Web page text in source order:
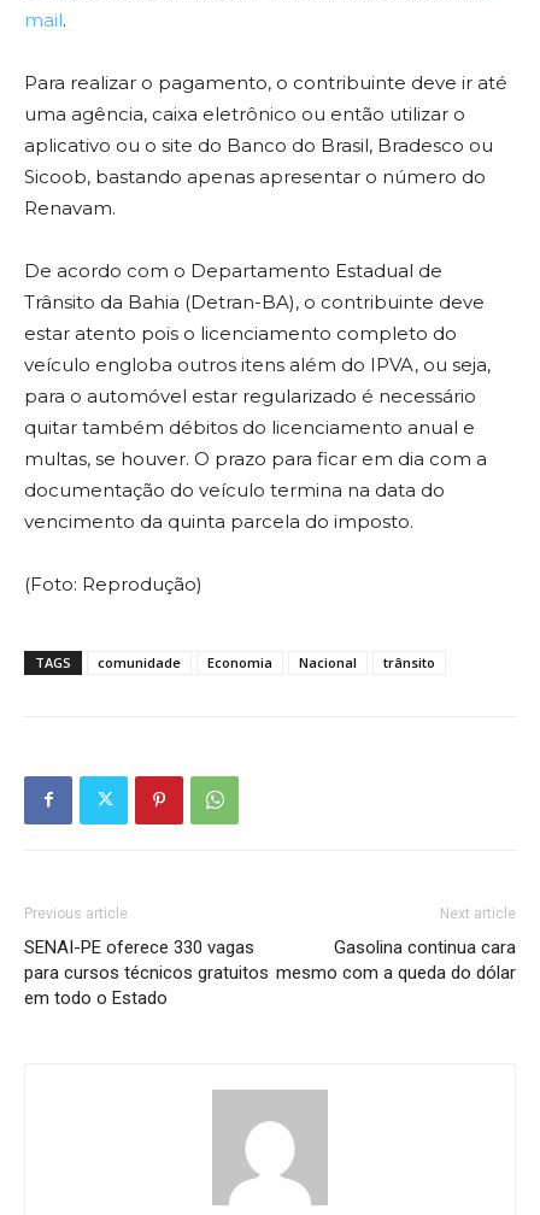
mail.
Para realizar o pagamento, o contribuinte deve ir até
uma agência, caixa eletrônico ou então utilizar o
aplicativo ou o site do Banco do Brasil, Bradesco ou
Sicoob, bastando apenas apresentar o número do
Renavam.
De acordo com o Departamento Estadual de
Trânsito da Bahia (Detran-BA), o contribuinte deve
estar atento pois o licenciamento completo do
veículo engloba outros itens além do IPVA, ou seja,
para o automóvel estar regularizado é necessário
quitar também débitos do licenciamento anual e
multas, se houver. O prazo para ficar em dia com a
documentação do veículo termina na data do
vencimento da quinta parcela do imposto.
(Foto: Reprodução)
TAGS comunidade Economia Nacional trânsito
Previous article
SENAI-PE oferece 330 vagas
para cursos técnicos gratuitos
em todo o Estado
Next article
Gasolina continua cara
mesmo com a queda do dólar